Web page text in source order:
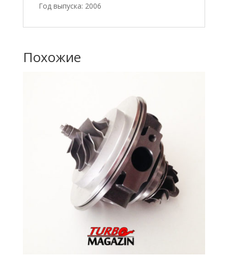
Год выпуска: 2006
Похожие